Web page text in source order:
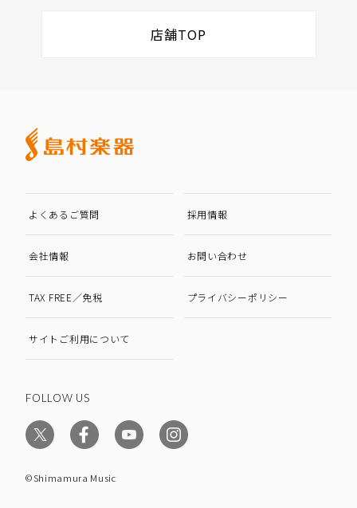
店舗TOP
よくあるご質問 採用情報
会社情報 お問い合わせ
TAX FREE／免税 プライバシーポリシー
サイトご利用について
FOLLOW US
©Shimamura Music